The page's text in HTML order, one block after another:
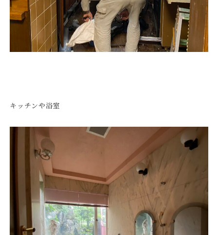
キッチンや浴室